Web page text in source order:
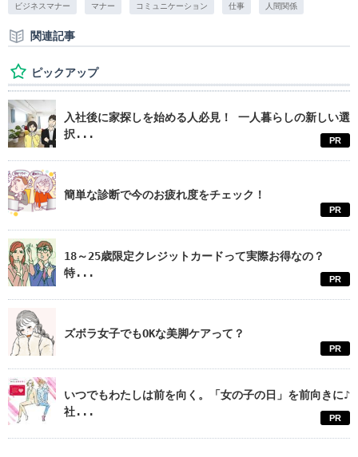
ビジネスマナー マナー コミュニケーション 仕事 人間関係
関連記事
ピックアップ
入社後に家探しを始める人必見！ 一人暮らしの新しい選
択...
PR
簡単な診断で今のお疲れ度をチェック！
PR
18～25歳限定クレジットカードって実際お得なの？
特...
PR
ズボラ女子でもOKな美脚ケアって？
PR
いつでもわたしは前を向く。「女の子の日」を前向きに♪
社...
PR